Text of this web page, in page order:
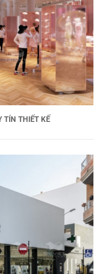
TÍN THIẾT KẾ